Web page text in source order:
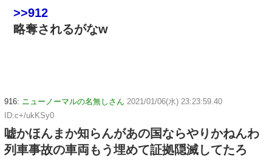
>>912
略奪されるがなw
916: ニューノーマルの名無しさん 2021/01/06(水) 23:23:59.40
ID:c+/ukKSy0
嘘かほんまか知らんがあの国ならやりかねんわ
列車事故の車両もう埋めて証拠隠滅してたろ